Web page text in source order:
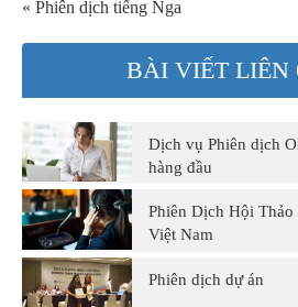
« Phiên dịch tiếng Nga
BÀI VIẾT LIÊN
Dịch vụ Phiên dịch
hàng đầu
Phiên Dịch Hội
Việt Nam
Phiên dịch dự án